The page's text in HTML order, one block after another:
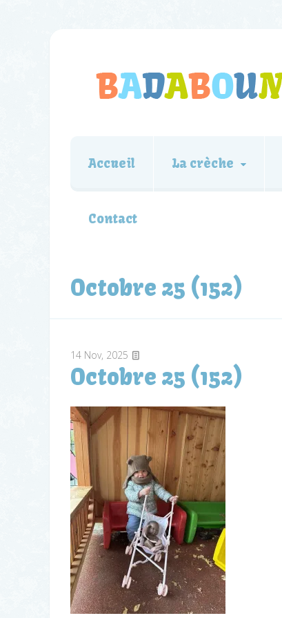
Accueil La crèche
Contact
Octobre 25 (152)
14 Nov, 2025
Octobre 25 (152)